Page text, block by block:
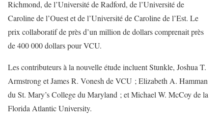
Richmond, de l’Université de Radford, de l’Université de
Caroline de l’Ouest et de l’Université de Caroline de l’Est. Le
prix collaboratif de près d’un million de dollars comprenait près
de 400 000 dollars pour VCU.
Les contributeurs à la nouvelle étude incluent Stunkle, Joshua T.
Armstrong et James R. Vonesh de VCU ; Elizabeth A. Hamman
du St. Mary’s College du Maryland ; et Michael W. McCoy de la
Florida Atlantic University.